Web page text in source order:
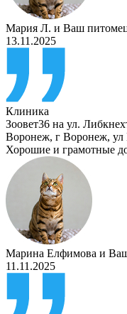
Мария Л. и Ваш
13.11.2025
Клиника
Зоовет36 на ул.
Воронеж, г Воронеж, ул
Хорошие и грамотные
Марина Елфимова и
11.11.2025